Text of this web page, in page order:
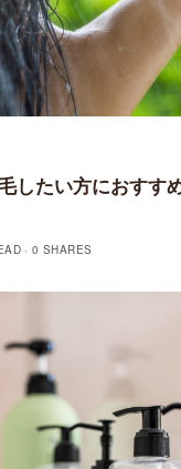
したい方におすす
0 SHARES